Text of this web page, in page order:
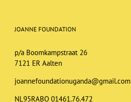
JOANNE FOUNDATION
p/a Boomkampstraat 26
7121 ER Aalten
joannefoundationuganda@gmail.com
NL95RABO 01461.76.472